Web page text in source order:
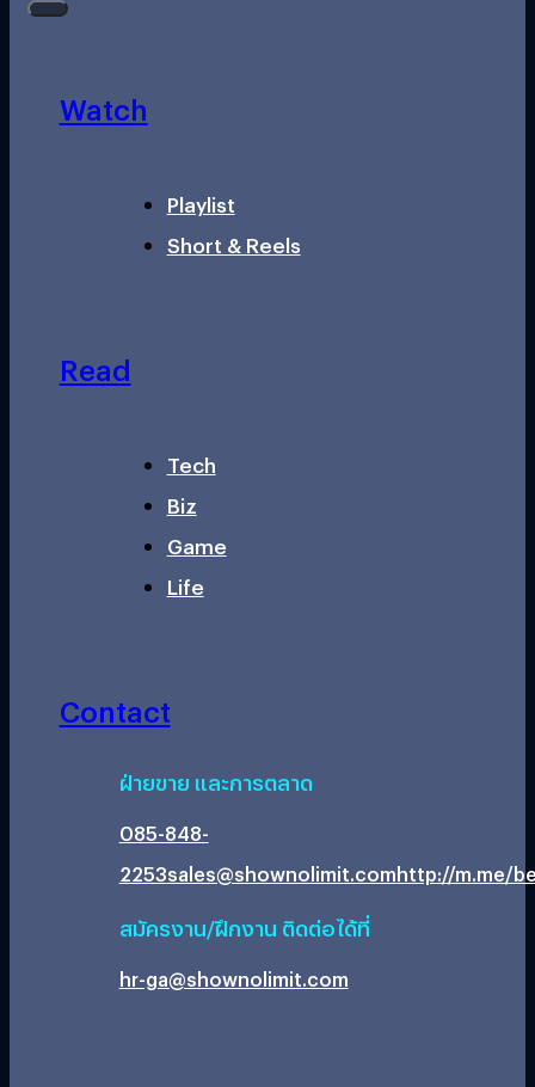
Watch
Playlist
Short & Reels
Read
Tech
Biz
Game
Life
Contact
ฝ่ายขาย และการตลาด
085-848-
2253sales@shownolimit.comhttp://m.me/
สมัครงาน/ฝึกงาน ติดต่อได้ที่
hr-ga@shownolimit.com